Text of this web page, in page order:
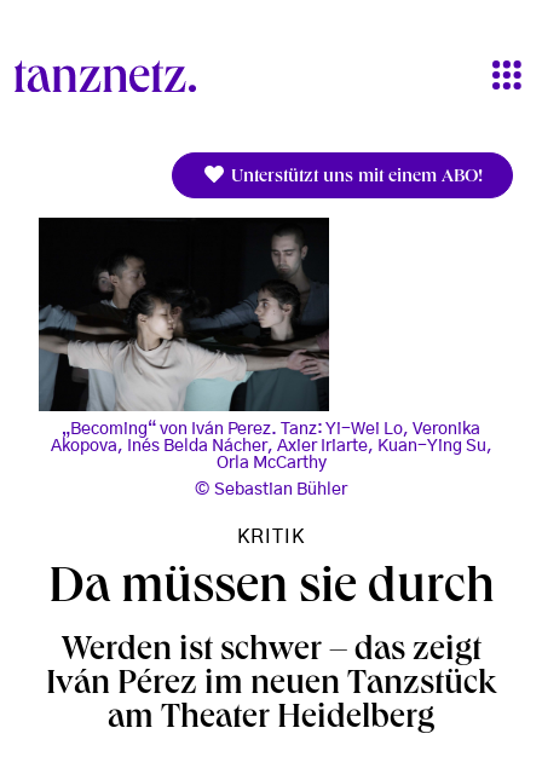
Unterstützt uns mit einem ABO!
„Becoming“ von Iván Perez. Tanz: Yi-Wei Lo, Veronika
Akopova, Inés Belda Nácher, Axier Iriarte, Kuan-Ying Su,
Orla McCarthy
Sebastian Bühler
KRITIK
Da müssen sie durch
Werden ist schwer – das zeigt
Iván Pérez im neuen Tanzstück
am Theater Heidelberg